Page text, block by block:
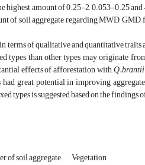
highest amount of 0.25-2, 0.053-0.25
of soil aggregate regarding MWD,
terms of qualitative and quantitative
than other types may originate
effects of afforestation withQ.brantii
great potential in improving
types is suggested based on the findings
of soil aggregate Vegetation